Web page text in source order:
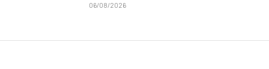
06/08/2026